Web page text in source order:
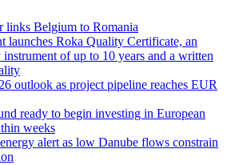
links Belgium to Romania
launches Roka Quality Certificate, an
of up to 10 years and a written
outlook as project pipeline reaches EUR
ready to begin investing in European
weeks
alert as low Danube flows constrain